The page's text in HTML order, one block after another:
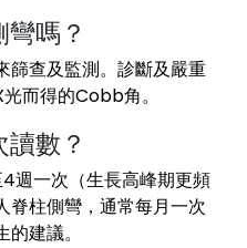
嗎？
篩查及監測。診斷及嚴重
而得的Cobb角。
數？
週一次（生長高峰期更頻
脊柱側彎，通常每月一次
建議。